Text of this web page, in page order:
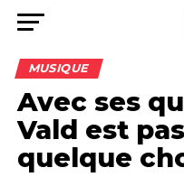
MUSIQUE
Avec ses
Vald est
quelque